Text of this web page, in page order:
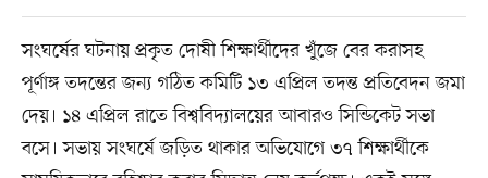
সংঘর্ষের ঘটনায় প্রকৃত দোষী শিক্ষার্থীদের খুঁজে বের করাসহ
পূর্ণাঙ্গ তদন্তের জন্য গঠিত কমিটি ১৩ এপ্রিল তদন্ত প্রতিবেদন জমা
দেয়। ১৪ এপ্রিল রাতে বিশ্ববিদ্যালয়ের আবারও সিন্ডিকেট সভা
বসে। সভায় সংঘর্ষে জড়িত থাকার অভিযোগে ৩৭ শিক্ষার্থীকে